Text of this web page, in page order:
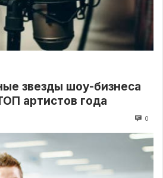
звезды шоу-бизнеса
артистов года
0